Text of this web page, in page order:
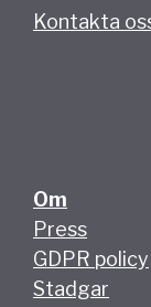
Kontakta
Om
Press
GDPR policy
Stadgar